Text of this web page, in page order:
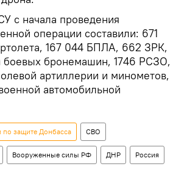
с начала проведения
операции составили: 671
167 044 БПЛА, 662 ЗРК,
боевых бронемашин, 1746 РСЗО,
артиллерии и минометов,
автомобильной
защите Донбасса СВО
Вооруженные силы РФ ДНР Россия